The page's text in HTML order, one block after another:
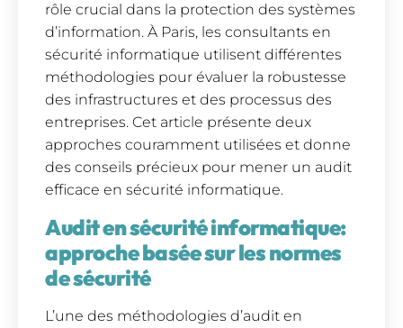
rôle crucial dans la protection des systèmes
d’information. À Paris, les consultants en
sécurité informatique utilisent différentes
méthodologies pour évaluer la robustesse
des infrastructures et des processus des
entreprises. Cet article présente deux
approches couramment utilisées et donne
des conseils précieux pour mener un audit
efficace en sécurité informatique.
Audit en sécurité informatique:
approche basée sur les normes
de sécurité
L’une des méthodologies d’audit en